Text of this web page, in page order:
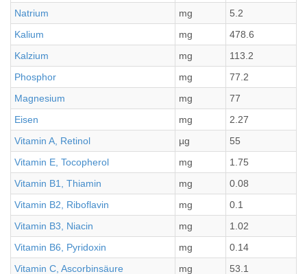
Natrium
mg 5.2
Kalium
mg 478.6
Kalzium
mg 113.2
Phosphor
mg 77.2
Magnesium
mg 77
Eisen
mg 2.27
Vitamin A, Retinol
µg 55
Vitamin E, Tocopherol
mg 1.75
Vitamin B1, Thiamin
mg 0.08
Vitamin B2, Riboflavin
mg 0.1
Vitamin B3, Niacin
mg 1.02
Vitamin B6, Pyridoxin
mg 0.14
Vitamin C, Ascorbinsäure
mg 53.1